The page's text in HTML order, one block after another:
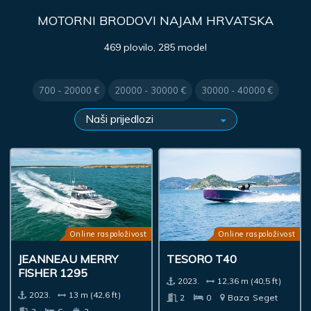
MOTORNI BRODOVI NAJAM HRVATSKA
469 plovilo, 285 model
700 - 20000 € 20000 - 30000 € 30000 - 40000 €
Online raspoloživost
JEANNEAU MERRY
FISHER 1295
2023.
13 m (42,6 ft)
Online raspoloživost
TESORO T40
2023.
12,36 m (40,5 ft)
2
0 Baza Seget